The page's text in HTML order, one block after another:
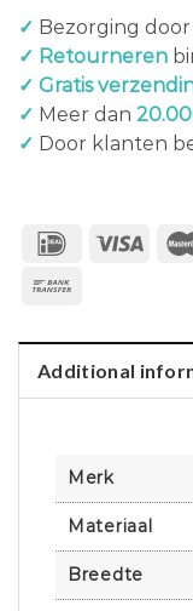
✓ Bezorging door
✓ Retourneren
✓ Gratis
✓ Meer dan
✓ Door klanten
Additional
Merk
Materiaal
Breedte